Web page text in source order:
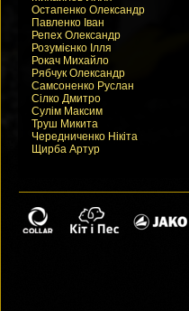
Остапенко Олександр
Павленко Іван
Репех Олександр
Розумієнко Ілля
Рокач Михайло
Рябчук Олександр
Самсоненко Руслан
Сілко Дмитро
Сулім Максим
Труш Микита
Чередниченко Нікіта
Щирба Артур